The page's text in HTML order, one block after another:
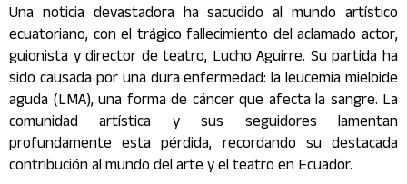
Una noticia devastadora ha sacudido al mundo artístico
ecuatoriano, con el trágico fallecimiento del aclamado actor,
guionista y director de teatro, Lucho Aguirre. Su partida ha
sido causada por una dura enfermedad: la leucemia mieloide
aguda (LMA), una forma de cáncer que afecta la sangre. La
comunidad artística y sus seguidores lamentan
profundamente esta pérdida, recordando su destacada
contribución al mundo del arte y el teatro en Ecuador.